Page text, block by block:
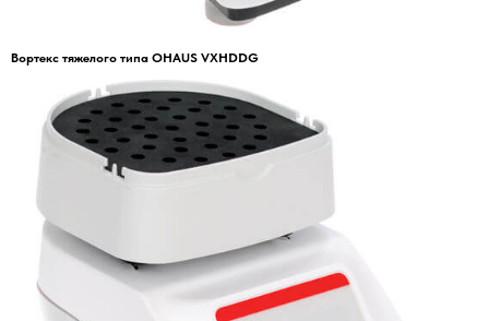
Вортекс тяжелого типа OHAUS VXHDDG